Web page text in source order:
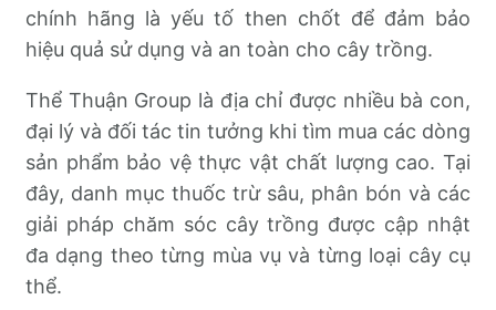
chính hãng là yếu tố then chốt để đảm bảo
hiệu quả sử dụng và an toàn cho cây trồng.
Thể Thuận Group là địa chỉ được nhiều bà con,
đại lý và đối tác tin tưởng khi tìm mua các dòng
sản phẩm bảo vệ thực vật chất lượng cao. Tại
đây, danh mục thuốc trừ sâu, phân bón và các
giải pháp chăm sóc cây trồng được cập nhật
đa dạng theo từng mùa vụ và từng loại cây cụ
thể.